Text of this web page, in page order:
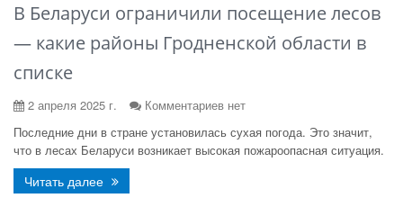
В Беларуси ограничили посещение лесов
— какие районы Гродненской области в
списке
2 апреля 2025 г.
Комментариев нет
Последние дни в стране установилась сухая погода. Это значит,
что в лесах Беларуси возникает высокая пожароопасная ситуация.
Читать далее